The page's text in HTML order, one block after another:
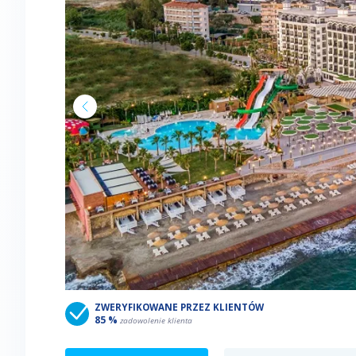
ZWERYFIKOWANE PRZEZ KLIENTÓW
85 % zadowolenie klienta